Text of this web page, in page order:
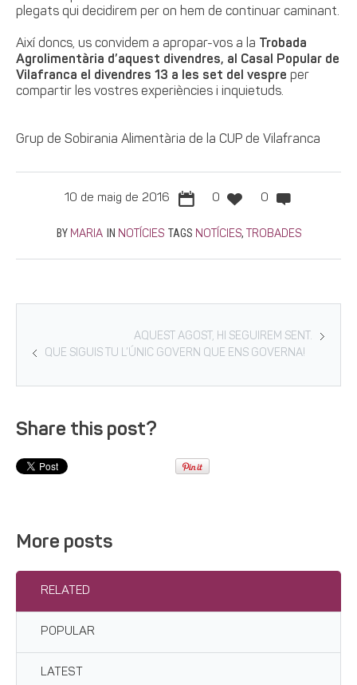
plegats qui decidirem per on hem de continuar caminant.
Així doncs, us convidem a apropar-vos a la
Trobada
Agrolimentària d’aquest divendres, al Casal Popular de
Vilafranca el divendres 13 a les set del vespre per
compartir les vostres experiències i inquietuds.
Grup de Sobirania Alimentària de la CUP de Vilafranca
10 de maig de 2016 0 0
BY MARIA IN NOTÍCIES TAGS NOTÍCIES, TROBADES
AQUEST AGOST, HI SEGUIREM SENT.
QUE SIGUIS TU L’ÚNIC GOVERN QUE ENS GOVERNA!
Share this post?
More posts
RELATED
POPULAR
LATEST